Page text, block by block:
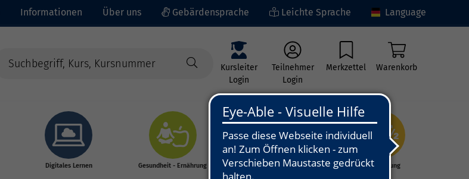
Informationen Über uns Gebärdensprache Leichte Sprache Language
Kursleiter
Login
Teilnehmer
Login
Merkzettel Warenkorb
Digitales Lernen Gesundheit - Ernährung
Kunst - Kultur -
Grundbildung